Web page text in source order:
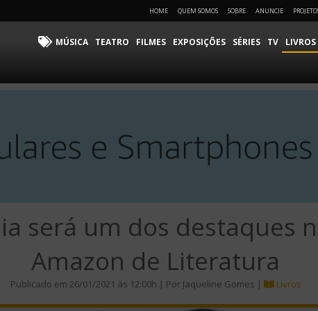
HOME QUEM SOMOS SOBRE ANUNCIE
MÚSICA TEATRO FILMES EXPOSIÇÕES SÉRIES TV LIVROS
será um dos destaques
Amazon de Literatura
Publicado em 26/01/2021 às 12:00h | Por Jaqueline Gomes | Livros